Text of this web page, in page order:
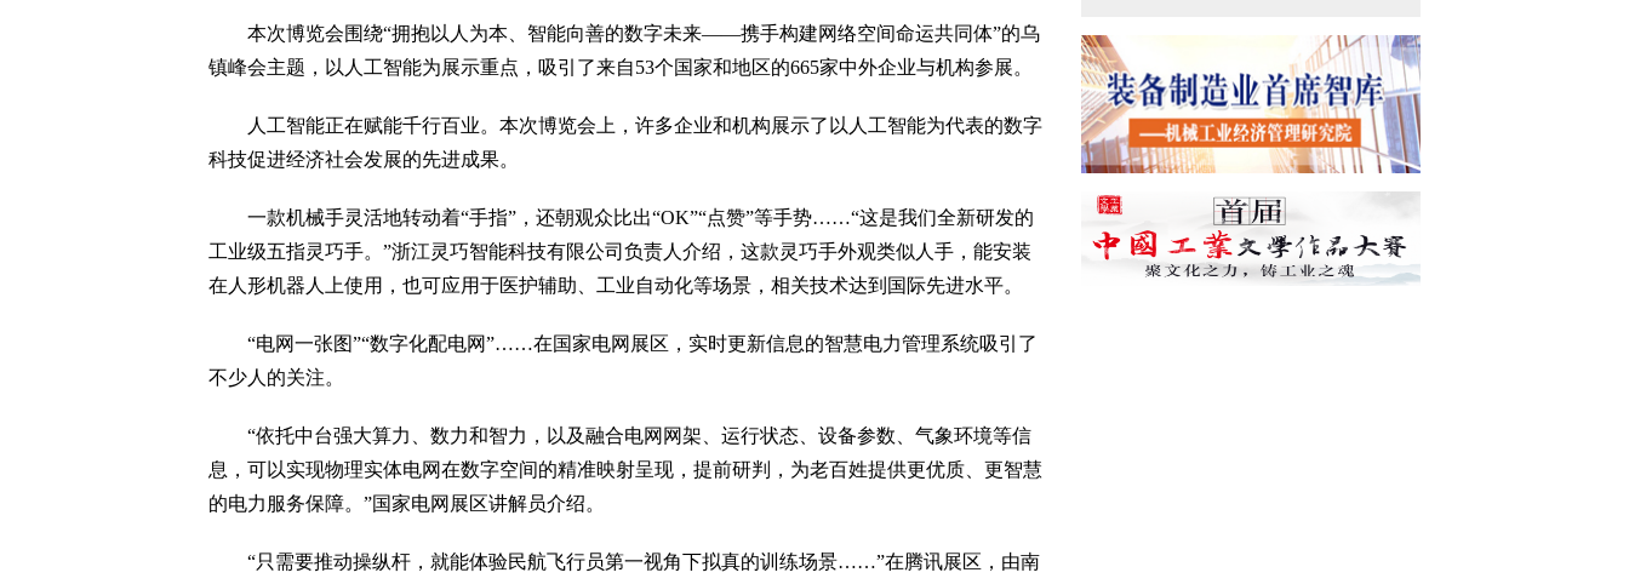
本次博览会围绕“拥抱以人为本、智能向善的数字未来——携手构建网络空间命运共同体”的乌
镇峰会主题，以人工智能为展示重点，吸引了来自53个国家和地区的665家中外企业与机构参展。
人工智能正在赋能千行百业。本次博览会上，许多企业和机构展示了以人工智能为代表的数字
科技促进经济社会发展的先进成果。
一款机械手灵活地转动着“手指”，还朝观众比出“OK”“点赞”等手势……“这是我们全新研发的
工业级五指灵巧手。”浙江灵巧智能科技有限公司负责人介绍，这款灵巧手外观类似人手，能安装
在人形机器人上使用，也可应用于医护辅助、工业自动化等场景，相关技术达到国际先进水平。
“电网一张图”“数字化配电网”……在国家电网展区，实时更新信息的智慧电力管理系统吸引了
不少人的关注。
“依托中台强大算力、数力和智力，以及融合电网网架、运行状态、设备参数、气象环境等信
息，可以实现物理实体电网在数字空间的精准映射呈现，提前研判，为老百姓提供更优质、更智慧
的电力服务保障。”国家电网展区讲解员介绍。
“只需要推动操纵杆，就能体验民航飞行员第一视角下拟真的训练场景……”在腾讯展区，由南